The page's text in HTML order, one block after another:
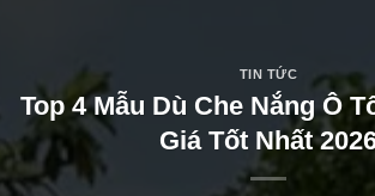
TIN TỨC
Top 4 Mẫu Dù Che Nắng Ô
Giá Tốt Nhất